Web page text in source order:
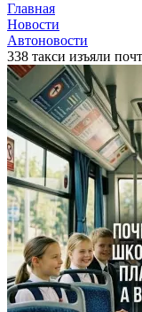
Главная
Новости
Автоновости
338 такси изъяли